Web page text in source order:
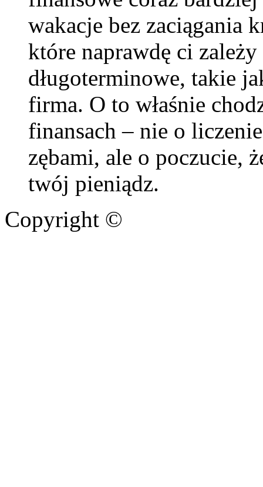
wakacje bez zaciągania
które naprawdę ci
długoterminowe, takie
firma. O to właśnie
finansach – nie o
zębami, ale o poczucie,
twój pieniądz.
Copyright ©